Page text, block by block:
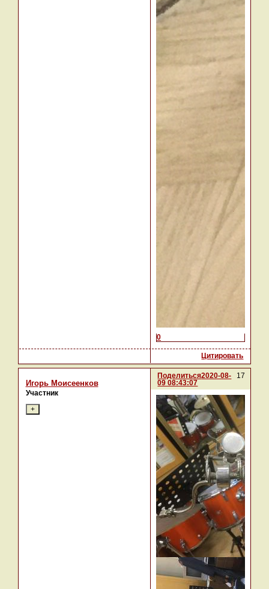
0
Цитировать
Поделиться 17
2020-08-
09 08:43:07
Игорь Моисеенков
Участник